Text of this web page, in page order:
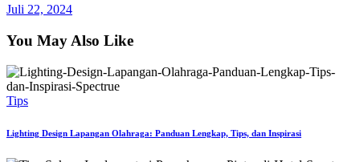
Juli 22, 2024
You May Also Like
Tips
Lighting Design Lapangan Olahraga: Panduan Lengkap, Tips, dan Inspirasi